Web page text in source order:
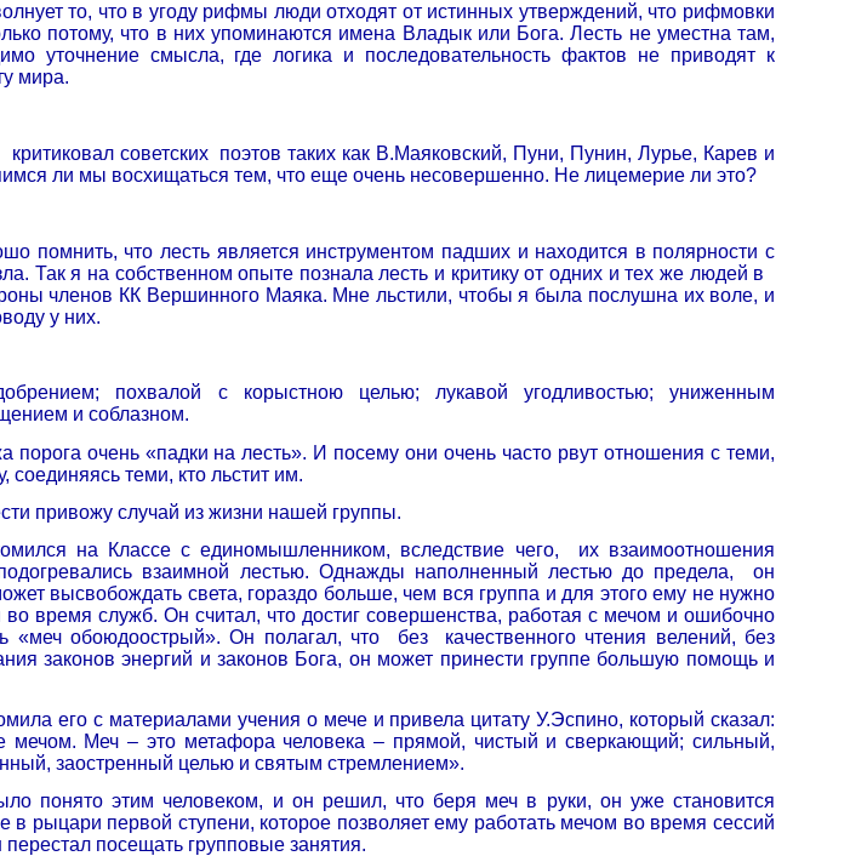
то, что в угоду рифмы люди отходят от истинных утверждений, что рифмовки
потому, что в них упоминаются имена Владык или Бога. Лесть не уместна там,
уточнение смысла, где логика и последовательность фактов не приводят к
мира.
критиковал советских поэтов таких как В.Маяковский, Пуни, Пунин, Лурье, Карев и
ли мы восхищаться тем, что еще очень несовершенно. Не лицемерие ли это?
помнить, что лесть является инструментом падших и находится в полярности с
Так я на собственном опыте познала лесть и критику от одних и тех же людей в
членов КК Вершинного Маяка. Мне льстили, чтобы я была послушна их воле, и
у них.
похвалой с корыстною целью; лукавой угодливостью; униженным
и соблазном.
очень «падки на лесть». И посему они очень часто рвут отношения с теми,
соединяясь теми, кто льстит им.
привожу случай из жизни нашей группы.
на Классе с единомышленником, вследствие чего,
их взаимоотношения
взаимной лестью. Однажды наполненный лестью до предела,
он
высвобождать света, гораздо больше, чем вся группа и для этого ему не нужно
время служб. Он считал, что достиг совершенства, работая с мечом и ошибочно
«меч обоюдоострый». Он полагал, что
без
качественного чтения велений, без
законов энергий и законов Бога, он может принести группе большую помощь и
его с материалами учения о мече и привела цитату У.Эспино, который сказал:
мечом. Меч – это метафора человека – прямой, чистый и сверкающий; сильный,
заостренный целью и святым стремлением».
понято этим человеком, и он решил, что беря меч в руки, он уже становится
рыцари первой ступени, которое позволяет ему работать мечом во время сессий
посещать групповые занятия.